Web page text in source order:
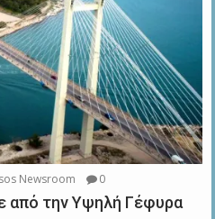
Newsroom 0
από την Υψηλή Γέφυρα